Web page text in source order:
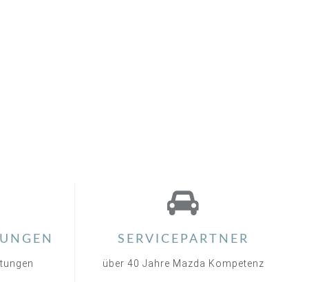
SERVICEPARTNER
über 40 Jahre Mazda Kompetenz